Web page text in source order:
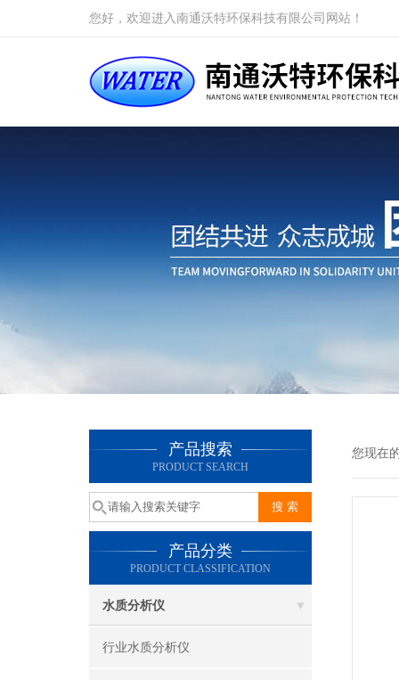
您好，欢迎进入南通沃特环保科技有限公司网站！
产品搜索
PRODUCT SEARCH
产品分类
PRODUCT CLASSIFICATION
水质分析仪
行业水质分析仪
您现在